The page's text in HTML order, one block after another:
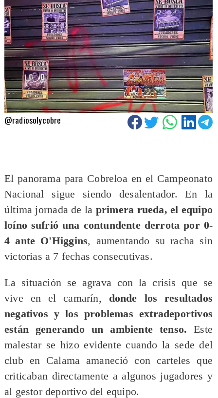
@radiosolycobre
El panorama para Cobreloa en el Campeonato
Nacional sigue siendo desalentador. En la
última jornada de la primera rueda, el equipo
loíno sufrió una contundente derrota por 0-
4 ante O'Higgins, aumentando su racha sin
victorias a 7 fechas consecutivas.
La situación se agrava con la crisis que se
vive en el camarín, donde los resultados
negativos y los problemas extradeportivos
están generando un ambiente tenso. Este
malestar se hizo evidente cuando la sede del
club en Calama amaneció con carteles que
criticaban directamente a algunos jugadores y
al gestor deportivo del equipo.